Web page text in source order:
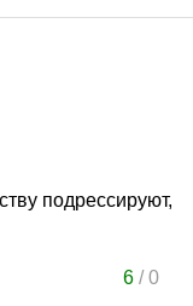
подрессируют,
6/0